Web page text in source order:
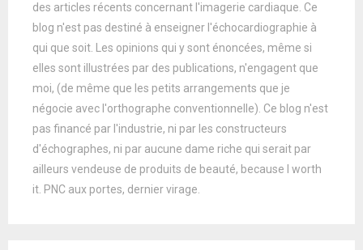
des articles récents concernant l'imagerie cardiaque. Ce
blog n'est pas destiné à enseigner l'échocardiographie à
qui que soit. Les opinions qui y sont énoncées, même si
elles sont illustrées par des publications, n'engagent que
moi, (de même que les petits arrangements que je
négocie avec l'orthographe conventionnelle). Ce blog n'est
pas financé par l'industrie, ni par les constructeurs
d'échographes, ni par aucune dame riche qui serait par
ailleurs vendeuse de produits de beauté, because I worth
it. PNC aux portes, dernier virage.